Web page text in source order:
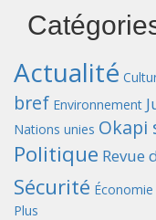
Actualité
bref Environnement
Nations unies Okapi
Politique Revue
Sécurité Économie
Plus